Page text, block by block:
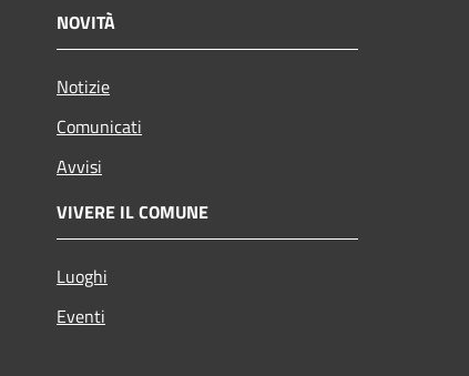
NOVITÀ
Notizie
Comunicati
Avvisi
VIVERE IL COMUNE
Luoghi
Eventi